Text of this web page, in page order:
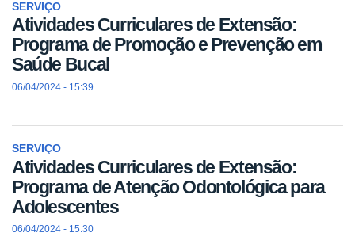
SERVIÇO
Atividades Curriculares de Extensão:
Programa de Promoção e Prevenção em
Saúde Bucal
06/04/2024 - 15:39
SERVIÇO
Atividades Curriculares de Extensão:
Programa de Atenção Odontológica para
Adolescentes
06/04/2024 - 15:30